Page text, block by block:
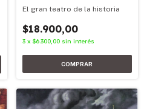
El gran teatro de la historia
$18.900,00
3 x $6.300,00 sin interés